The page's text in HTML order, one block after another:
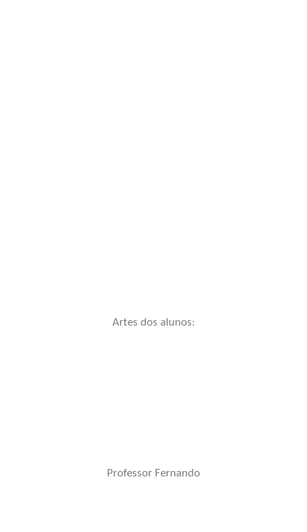
Artes dos alunos:
Professor Fernando